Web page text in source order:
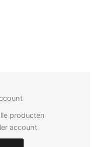
producten
account